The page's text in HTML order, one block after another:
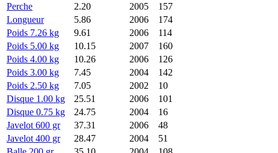
Perche
2.20 2005
157
Longueur
5.86 2006
174
Poids 7.26 kg
9.61 2006
114
Poids 5.00 kg
10.15 2007
160
Poids 4.00 kg
10.26 2006
126
Poids 3.00 kg
7.45 2004
142
Poids 2.50 kg
7.05 2002
10
Disque 1.00 kg
25.51 2006
101
Disque 0.75 kg
24.75 2004
16
Javelot 600 gr
37.31 2006
48
Javelot 400 gr
28.47 2004
51